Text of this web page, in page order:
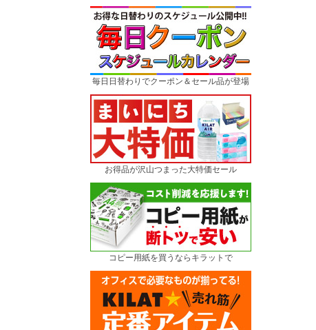
毎日日替わりでクーポン＆セール品が登場
お得品が沢山つまった大特価セール
コピー用紙を買うならキラットで